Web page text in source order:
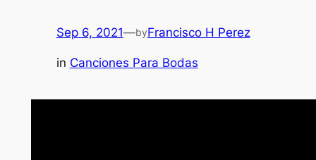
Sep 6, 2021—byFrancisco H Perez
in Canciones Para Bodas